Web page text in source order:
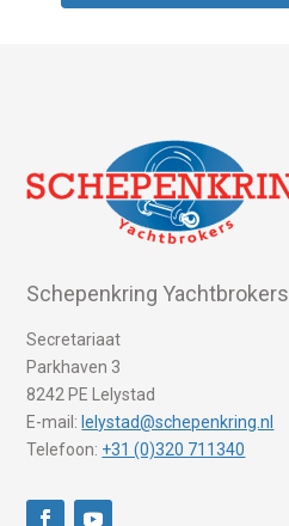
Schepenkring Yachtbrokers
Secretariaat
Parkhaven 3
8242 PE Lelystad
E-mail: lelystad@schepenkring.nl
Telefoon: +31 (0)320 711340